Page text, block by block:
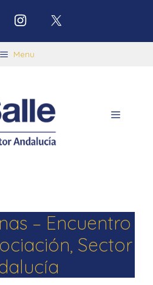
Menu
– Encuentro
Sector